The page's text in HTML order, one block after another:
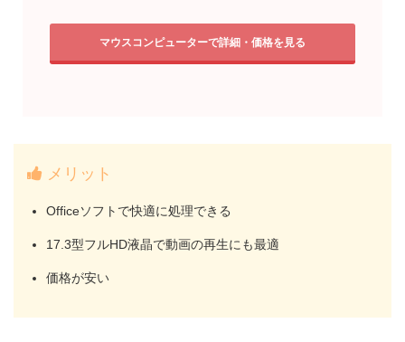
マウスコンピューターで詳細・価格を見る
メリット
Officeソフトで快適に処理できる
17.3型フルHD液晶で動画の再生にも最適
価格が安い